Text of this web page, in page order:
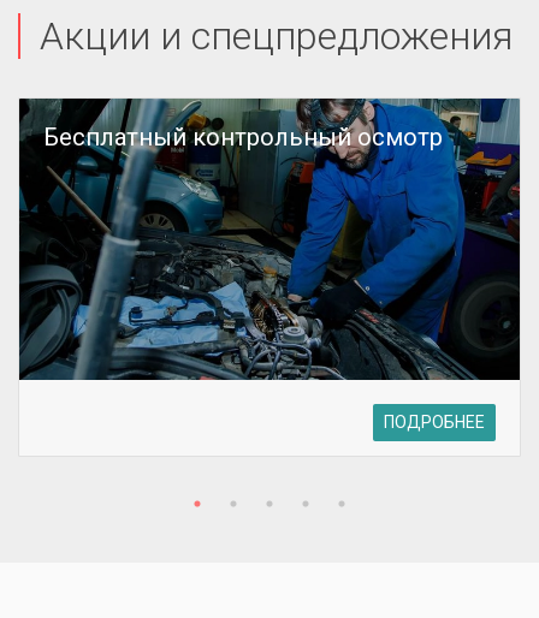
Акции и спецпредложения
Бесплатный контрольный осмотр
ПОДРОБНЕЕ